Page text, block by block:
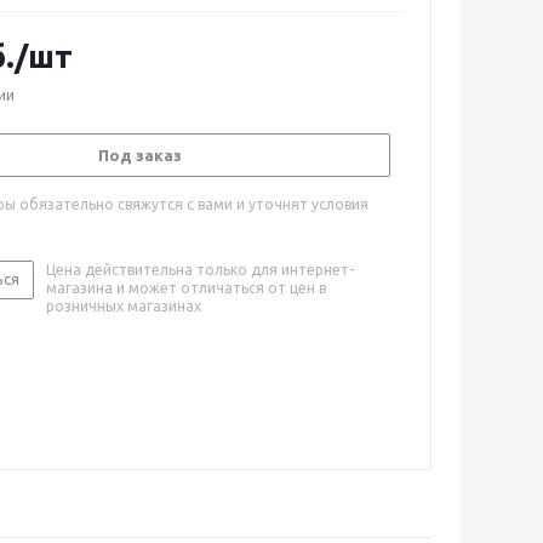
/шт
Под заказ
обязательно свяжутся с вами и уточнят условия
Цена действительна только для интернет-
магазина и может отличаться от цен в
розничных магазинах